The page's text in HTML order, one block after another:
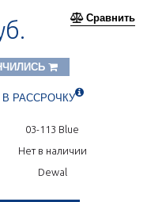
Сравнить
В РАССРОЧКУ
03-113 Blue
Нет в наличии
Dewal